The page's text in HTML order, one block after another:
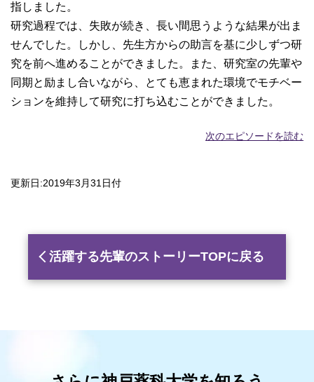
指しました。
研究過程では、失敗が続き、長い間思うような結果が出ま
せんでした。しかし、先生方からの助言を基に少しずつ研
究を前へ進めることができました。また、研究室の先輩や
同期と励まし合いながら、とても恵まれた環境でモチベー
ションを維持して研究に打ち込むことができました。
次のエピソードを読む
更新日:2019年3月31日付
活躍する先輩のストーリーTOPに戻る